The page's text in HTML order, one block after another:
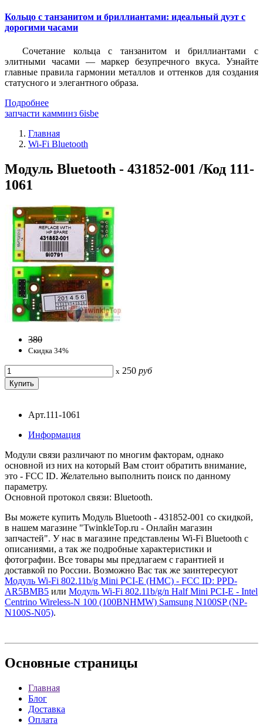
Кольцо с танзанитом и бриллиантами: идеальный дуэт с
дорогими часами
Сочетание кольца с танзанитом и бриллиантами с
элитными часами — маркер безупречного вкуса. Узнайте
главные правила гармонии металлов и оттенков для создания
статусного и элегантного образа.
Подробнее
запчасти камминз 6isbe
Главная
Wi-Fi Bluetooth
Модуль Bluetooth - 431852-001 /Код 111-
1061
380
Скидка 34%
x 250 руб
Арт.111-1061
Информация
Модули связи различают по многим факторам, однако
основной из них на который Вам стоит обратить внимание,
это - FCC ID. Желательно выполнить поиск по данному
параметру.
Основной протокол связи: Bluetooth.
Вы можете купить Модуль Bluetooth - 431852-001 со скидкой,
в нашем магазине "TwinkleTop.ru - Онлайн магазин
запчастей". У нас в магазине представлены Wi-Fi Bluetooth с
описаниями, а так же подробные характеристики и
фотографии. Все товары мы предлагаем с гарантией и
доставкой по России. Возможно Вас так же заинтересуют
Модуль Wi-Fi 802.11b/g Mini PCI-E (HMC) - FCC ID: PPD-
AR5BMB5 или Модуль Wi-Fi 802.11b/g/n Half Mini PCI-E - Intel
Centrino Wireless-N 100 (100BNHMW) Samsung N100SP (NP-
N100S-N05).
Основные страницы
Главная
Блог
Доставка
Оплата